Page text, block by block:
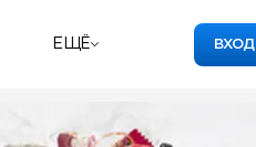
ЕЩЁ ВХОД